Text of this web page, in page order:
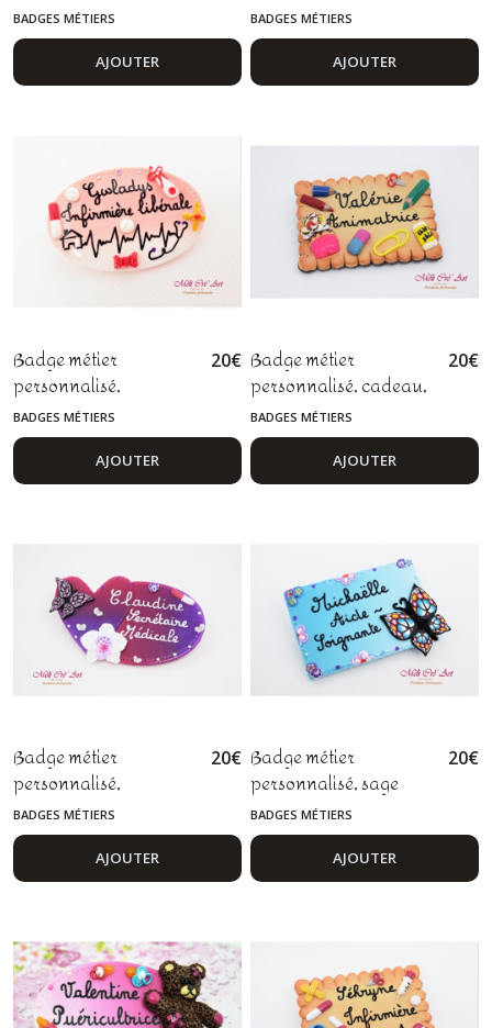
cadeau, maîtresse,
maître, avs, atsem,
auxiliaire d'éducation,
enseignant, pâte
BADGES MÉTIERS
AJOUTER
infirmière, aide
soignante, médecin,
personnel soignant,
biscuit fimo
BADGES MÉTIERS
AJOUTER
Badge métier
personnalisé,
infirmière libérale,
aide-soignante,
puéricultrice, pâte
polymère fimo
20€
BADGES MÉTIERS
AJOUTER
Badge métier
personnalisé, cadeau,
maîtresse, maître, avs,
atsem, animatrice,
animateur
20€
BADGES MÉTIERS
AJOUTER
Badge métier
personnalisé,
secrétaire médicale,
assistante,
esthéticienne,
maquilleuse
20€
BADGES MÉTIERS
AJOUTER
Badge métier
personnalisé, sage
femme, infirmière, aide
soignante,
puéricultrice, nounou,
fimo
20€
BADGES MÉTIERS
AJOUTER